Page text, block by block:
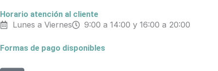
k
a
m
Horario atención al cliente
Lunes a Viernes 9:00 a 14:00 y 16:00 a 20:00
Formas de pago disponibles